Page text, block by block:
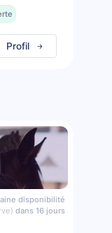
Profil
disponibilité
dans 16 jours